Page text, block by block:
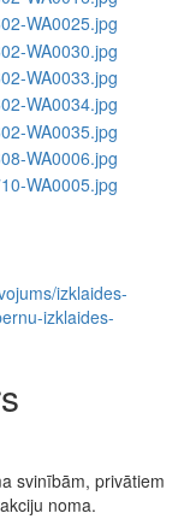
izklaides-
izklaides-
svinībām, privātiem
noma.